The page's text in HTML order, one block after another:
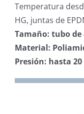
Temperatura
HG, juntas de
Tamaño: tubo de
Material:
Presión: hasta